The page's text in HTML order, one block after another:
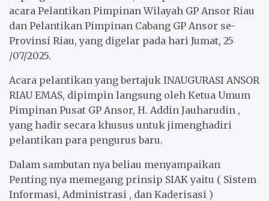
o
k
r
p
p
acara Pelantikan Pimpinan Wilayah GP Ansor Riau
dan Pelantikan Pimpinan Cabang GP Ansor se-
Provinsi Riau, yang digelar pada hari Jumat, 25
/07/2025.
Acara pelantikan yang bertajuk INAUGURASI ANSOR
RIAU EMAS, dipimpin langsung oleh Ketua Umum
Pimpinan Pusat GP Ansor, H. Addin Jauharudin ,
yang hadir secara khusus untuk jimenghadiri
pelantikan para pengurus baru.
Dalam sambutan nya beliau menyampaikan
Penting nya memegang prinsip SIAK yaitu ( Sistem
Informasi, Administrasi , dan Kaderisasi )